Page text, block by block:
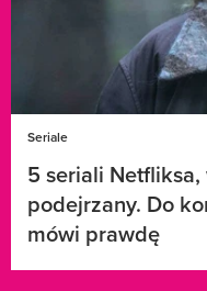
Seriale
5 seriali
podejrzany. Do
mówi prawdę